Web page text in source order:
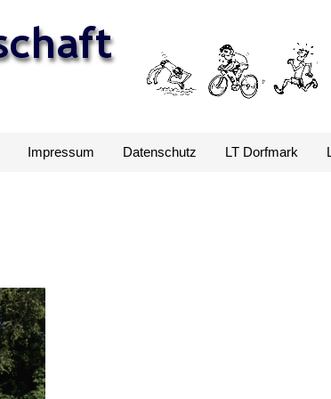
Impressum Datenschutz LT Dorfmark